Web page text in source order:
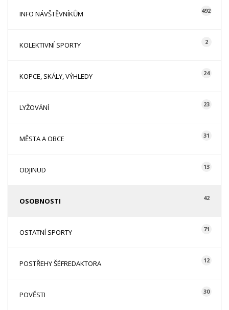
INFO NÁVŠTĚVNÍKŮM 492
KOLEKTIVNÍ SPORTY 2
KOPCE, SKÁLY, VÝHLEDY 24
LYŽOVÁNÍ 23
MĚSTA A OBCE 31
ODJINUD 13
OSOBNOSTI 42
OSTATNÍ SPORTY 71
POSTŘEHY ŠÉFREDAKTORA 12
POVĚSTI 30